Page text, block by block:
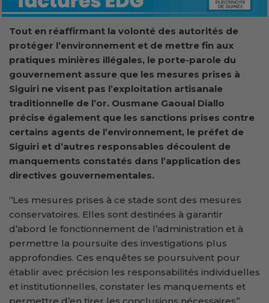
Tout en réaffirmant la volonté des autorités de
protéger l’environnement et de mettre fin aux
pratiques minières illégales, le porte-parole du
gouvernement assure que les mesures prises à
Siguiri ne visent pas l’exploitation artisanale
traditionnelle de l’or. Ousmane Gaoual Diallo
précise également que les sanctions prises contre
certains agents de l’environnement, le préfet de
Siguiri et d’autres responsables découlent de
manquements constatés dans l’application des
directives gouvernementales.
‘’Les mesures prises à ce stade sont des mesures
conservatoires. Elles sont destinées à garantir
d’abord le fonctionnement de l’administration et à
permettre la poursuite des investigations plus
approfondies. Ces enquêtes se poursuivent pour
établir avec précision les responsabilités individuelles
et institutionnelles, constater les manquements et